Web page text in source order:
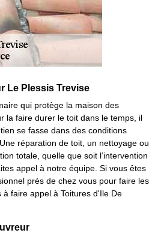
Le Plessis Trevise
qui protège la maison des
la faire durer le toit dans le temps, il
se fasse dans des conditions
réparation de toit, un nettoyage ou
totale, quelle que soit l’intervention
appel à notre équipe. Si vous êtes
près de chez vous pour faire les
à faire appel à Toitures d'Ile De